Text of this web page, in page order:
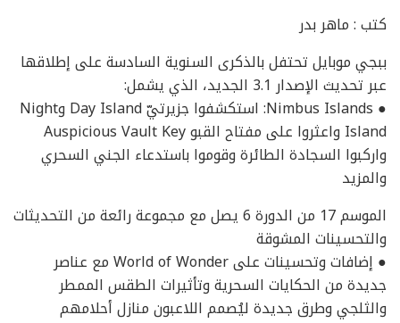
كتب : ماهر بدر
ببجي موبايل تحتفل بالذكرى السنوية السادسة على إطلاقها
عبر تحديث الإصدار 3.1 الجديد، الذي يشمل:
● Nimbus Islands: استكشفوا جزيرتيّ Day Island وNight
Island واعثروا على مفتاح القبو Auspicious Vault Key
واركبوا السجادة الطائرة وقوموا باستدعاء الجني السحري
والمزيد
الموسم 17 من الدورة 6 يصل مع مجموعة رائعة من التحديثات
والتحسينات المشوقة
● إضافات وتحسينات على World of Wonder مع عناصر
جديدة من الحكايات السحرية وتأثيرات الطقس الممطر
والثلجي وطرق جديدة ليُصمم اللاعبون منازل أحلامهم